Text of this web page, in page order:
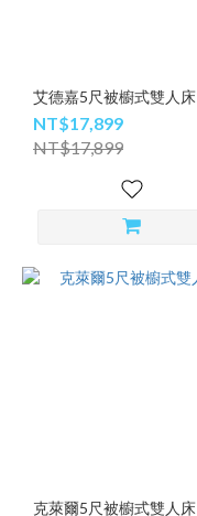
艾德嘉5尺被櫥式雙人床
NT$17,899
NT$17,899
克萊爾5尺被櫥式雙人床